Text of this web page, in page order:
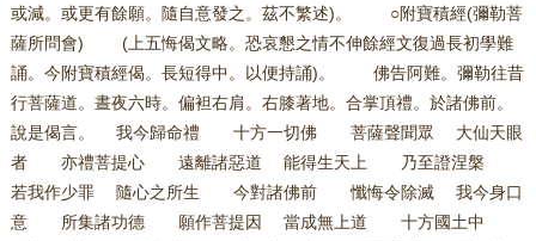
或減。或更有餘願。隨自意發之。茲不繁述)。 ○附寶積經(彌勒菩
薩所問會) (上五悔偈文略。恐哀懇之情不伸餘經文復過長初學難
誦。今附寶積經偈。長短得中。以便持誦)。 佛告阿難。彌勒往昔
行菩薩道。晝夜六時。偏袒右肩。右膝著地。合掌頂禮。於諸佛前。
說是偈言。 我今歸命禮 十方一切佛 菩薩聲聞眾 大仙天眼
者 亦禮菩提心 遠離諸惡道 能得生天上 乃至證涅槃
若我作少罪 隨心之所生 今對諸佛前 懺悔令除滅 我今身口
意 所集諸功德 願作菩提因 當成無上道 十方國土中